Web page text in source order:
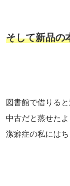
そして新品の
図書館で借りる
中古だと蒸せた
潔癖症の私には